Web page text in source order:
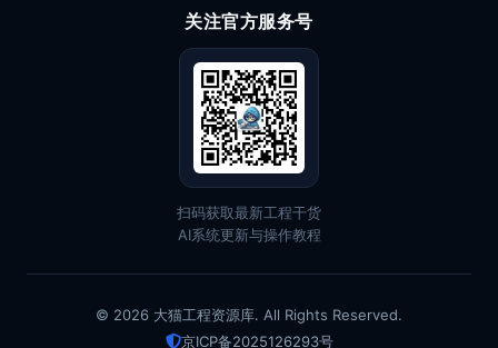
关注官方服务号
扫码获取最新工程干货
AI系统更新与操作教程
© 2026 大猫工程资源库. All Rights Reserved.
京ICP备2025126293号